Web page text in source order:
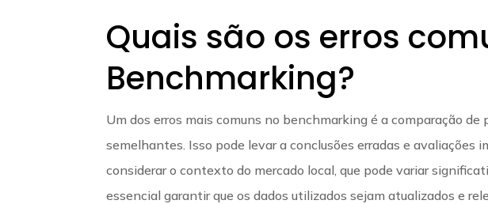
Quais são os erros
Benchmarking?
Um dos erros mais comuns no benchmarking é a comparação
semelhantes. Isso pode levar a conclusões erradas e avaliações
considerar o contexto do mercado local, que pode variar
essencial garantir que os dados utilizados sejam atualizados e